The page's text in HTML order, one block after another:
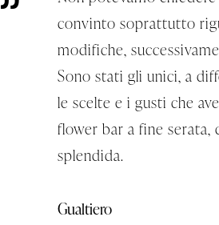
convinto soprattutto
modifiche,
Sono stati gli unici, a
le scelte e i gusti che
flower bar a fine
splendida.
Gualtiero